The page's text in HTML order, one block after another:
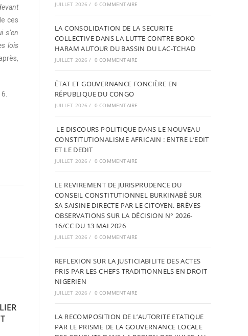
ces
s’en
lois
JUILLET 2026 / 0 COMMENTAIRE
LA CONSOLIDATION DE LA SECURITE
COLLECTIVE DANS LA LUTTE CONTRE BOKO
HARAM AUTOUR DU BASSIN DU LAC-TCHAD
JUILLET 2026 / 0 COMMENTAIRE
ÉTAT ET GOUVERNANCE FONCIÈRE EN
RÉPUBLIQUE DU CONGO
JUILLET 2026 / 0 COMMENTAIRE
LE DISCOURS POLITIQUE DANS LE NOUVEAU
CONSTITUTIONALISME AFRICAIN : ENTRE L’EDIT
ET LE DEDIT
JUILLET 2026 / 0 COMMENTAIRE
LE REVIREMENT DE JURISPRUDENCE DU
CONSEIL CONSTITUTIONNEL BURKINABÈ SUR
SA SAISINE DIRECTE PAR LE CITOYEN. BRÈVES
OBSERVATIONS SUR LA DÉCISION N° 2026-
16/CC DU 13 MAI 2026
JUILLET 2026 / 0 COMMENTAIRE
REFLEXION SUR LA JUSTICIABILITE DES ACTES
PRIS PAR LES CHEFS TRADITIONNELS EN DROIT
NIGERIEN
JUILLET 2026 / 0 COMMENTAIRE
LA RECOMPOSITION DE L’AUTORITE ETATIQUE
PAR LE PRISME DE LA GOUVERNANCE LOCALE